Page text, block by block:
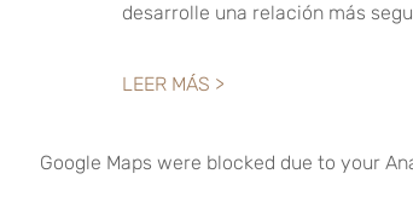
desarrolle una relación más
LEER MÁS >
Google Maps were blocked due to your